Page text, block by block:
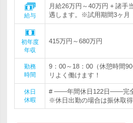
給与
月給26万円～40万円 + 諸
遇します。※試用期間3ヶ月
初年度
年収
415万円～680万円
勤務
時間
9：00～18：00（休憩時間
リよく働けます！
休日
休暇
# ――年間休日122日――完全
※休日出勤の場合は振休取